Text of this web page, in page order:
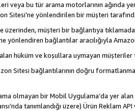
veya bu tür arama motorlarının ağında
Sitesi’ne yönlendirilen bir müşteri
üzerinden, müşteri bir bağlantıya
yönlendiren bağlantılar aracılığıyla
hüküm ve koşullara uymayan müşteriler
Sitesi bağlantılarının doğru
olmayan bir Mobil Uygulama’da yer
tanımlandığı üzere) Ürün Reklam